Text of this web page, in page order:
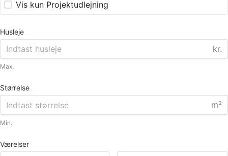
Vis kun Projektudlejning
Husleje
kr.
Max.
Størrelse
m²
Min.
Værelser